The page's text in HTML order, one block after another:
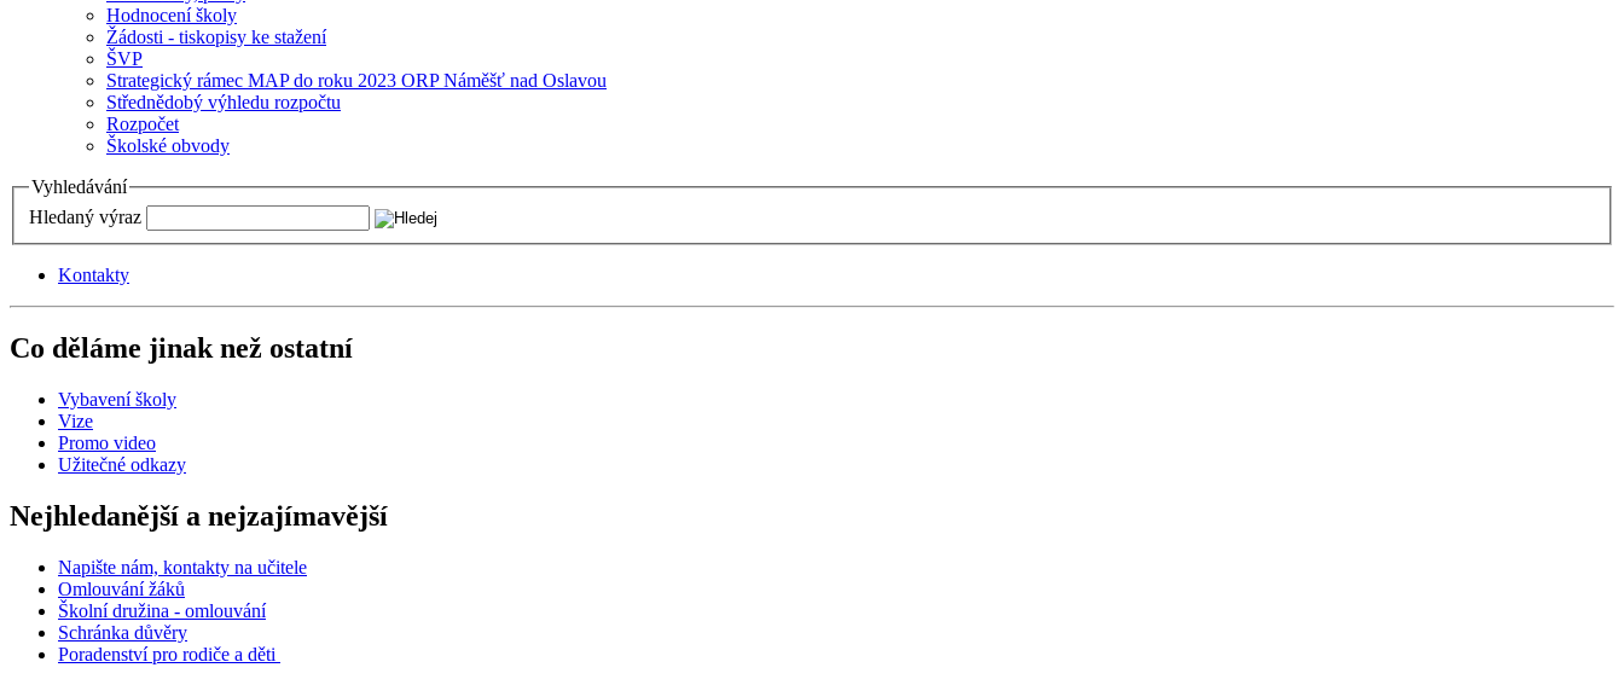
Hodnocení školy
Žádosti - tiskopisy ke stažení
ŠVP
Strategický rámec MAP do roku 2023 ORP Náměšť nad Oslavou
Střednědobý výhledu rozpočtu
Rozpočet
Školské obvody
Vyhledávání
Hledaný výraz
Kontakty
Co děláme jinak než ostatní
Vybavení školy
Vize
Promo video
Užitečné odkazy
Nejhledanější a nejzajímavější
Napište nám, kontakty na učitele
Omlouvání žáků
Školní družina - omlouvání
Schránka důvěry
Poradenství pro rodiče a děti